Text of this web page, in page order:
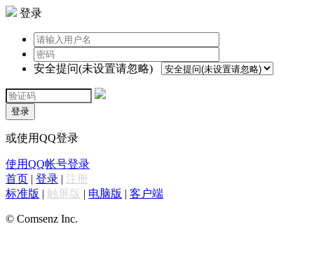
登录
安全提问(未设置请忽略)
登录
或使用QQ登录
使用QQ帐号登录
首页 | 登录 | 注册
标准版 | 触屏版 | 电脑版 | 客户端
© Comsenz Inc.